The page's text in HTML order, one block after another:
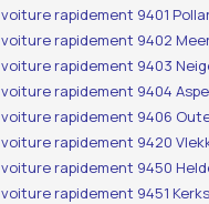
rapidement 9401
voiture rapidement 9402
rapidement 9403
rapidement 9404
voiture rapidement 9406
rapidement 9420
rapidement 9450
rapidement 9451